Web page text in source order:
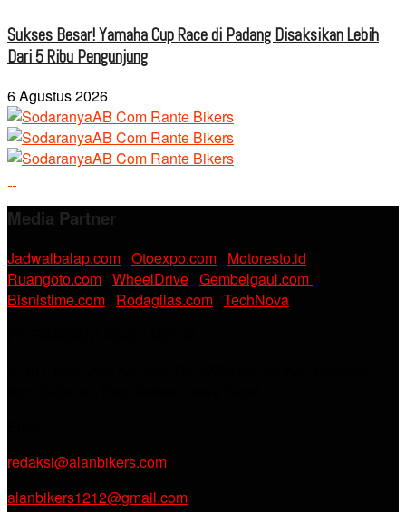
Sukses Besar! Yamaha Cup Race di Padang Disaksikan Lebih
Dari 5 Ribu Pengunjung
6 Agustus 2026
Media Partner
Jadwalbalap.com Otoexpo.com Motoresto.id
Ruangoto.com WheelDrive Gembelgaul.com
Bisnistime.com Rodagilas.com TechNova
redaksi@alanbikers.com
alanbikers1212@gmail.com